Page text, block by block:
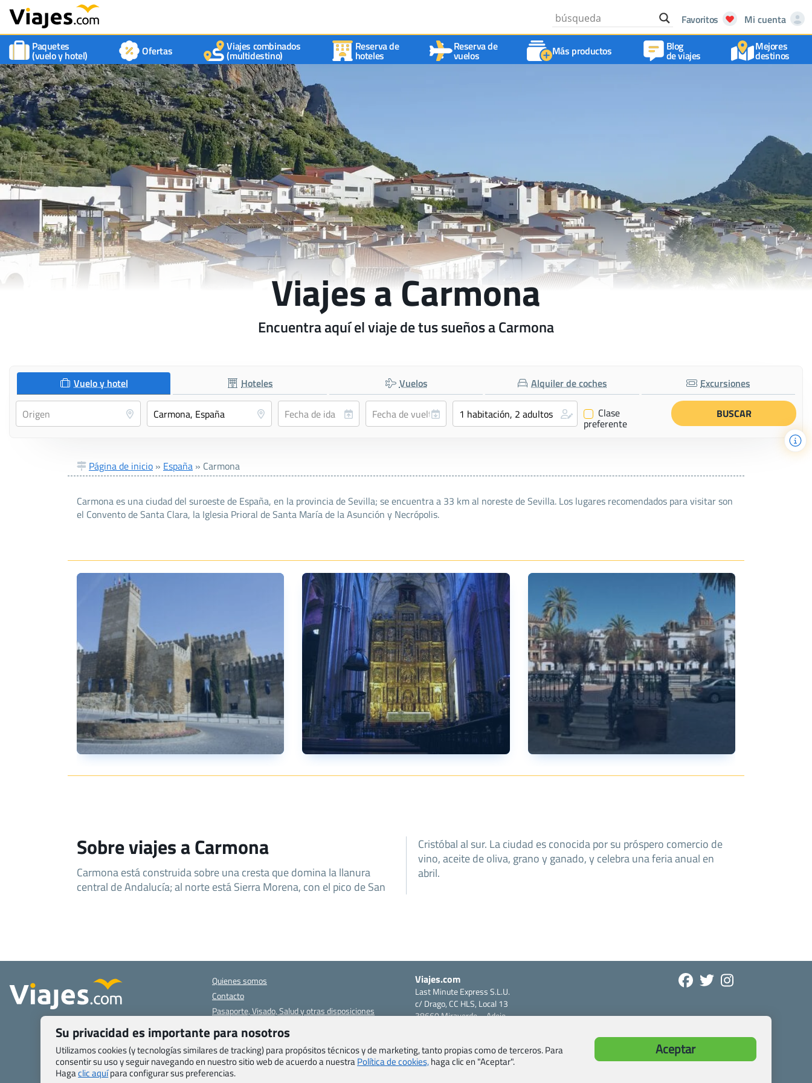
Favoritos
Mi cuenta
Paquetes
(vuelo y hotel) Ofertas Viajes combinados
(multidestino)
Reserva de
hoteles
Reserva de
vuelos Más productos Blog
de viajes
Mejores
destinos
Viajes a Carmona
Encuentra aquí el viaje de tus sueños a Carmona
Vuelo y hotel Hoteles Vuelos Alquiler de coches Excursiones
✔ Clase
preferente
Página de inicio » España » Carmona
Carmona es una ciudad del suroeste de España, en la provincia de Sevilla; se encuentra a 33 km al noreste de Sevilla. Los lugares recomendados para visitar son
el Convento de Santa Clara, la Iglesia Prioral de Santa María de la Asunción y Necrópolis.
Sobre viajes a Carmona
Carmona está construida sobre una cresta que domina la llanura
central de Andalucía; al norte está Sierra Morena, con el pico de San
Cristóbal al sur. La ciudad es conocida por su próspero comercio de
vino, aceite de oliva, grano y ganado, y celebra una feria anual en
abril.
Quienes somos
Contacto
Pasaporte, Visado, Salud y otras disposiciones
específicas
Blog de Viajes.com
Registro de agencias
Preguntas frecuentes
Condiciones generales
Viajes.com
Last Minute Express S.L.U.
c/ Drago, CC HLS, Local 13
38660 Miraverde – Adeje
Tfno: +34 922-97-17-27
Su privacidad es importante para nosotros
Utilizamos cookies (y tecnologías similares de tracking) para propósitos técnicos y de marketing, tanto propias como de terceros. Para
consentir su uso y seguir navegando en nuestro sitio web de acuerdo a nuestraPolítica de cookies,haga clic en "Aceptar".
Hagaclic aquípara configurar sus preferencias.
Aceptar